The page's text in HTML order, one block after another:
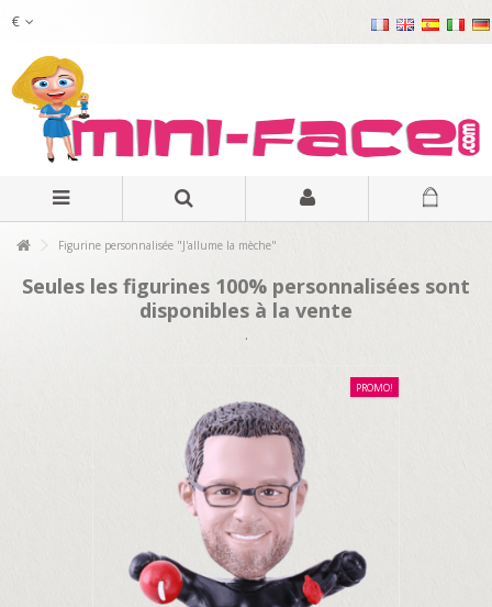
€
Figurine personnalisée "J'allume la mèche"
Seules les figurines 100% personnalisées sont
disponibles à la vente
.
PROMO!